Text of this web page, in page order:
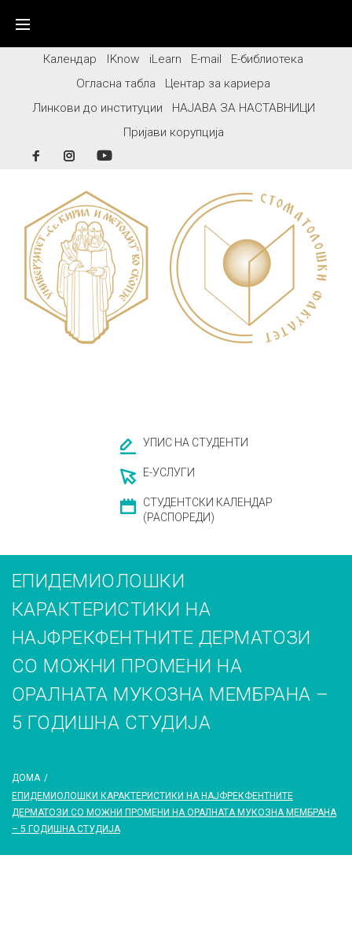
contentКалендар IKnow iLearn E-mail
Е-библиотека
Огласна табла
Центар за кариера
Линкови до институции
НАЈАВА ЗА НАСТАВНИЦИ
Пријави корупција
FacebookInstagram
УПИС НА СТУДЕНТИ
Е-УСЛУГИ
СТУДЕНТСКИ КАЛЕНДАР
(РАСПОРЕДИ)
ЕПИДЕМИОЛОШКИ
КАРАКТЕРИСТИКИ НА
НАЈФРЕКФЕНТНИТЕ ДЕРМАТОЗИ
СО МОЖНИ ПРОМЕНИ НА
ОРАЛНАТА МУКОЗНА МЕМБРАНА –
5 ГОДИШНА СТУДИЈА
ДОМА /
ЕПИДЕМИОЛОШКИ КАРАКТЕРИСТИКИ НА НАЈФРЕКФЕНТНИТЕ
ДЕРМАТОЗИ СО МОЖНИ ПРОМЕНИ НА ОРАЛНАТА МУКОЗНА МЕМБРАНА
– 5 ГОДИШНА СТУДИЈА